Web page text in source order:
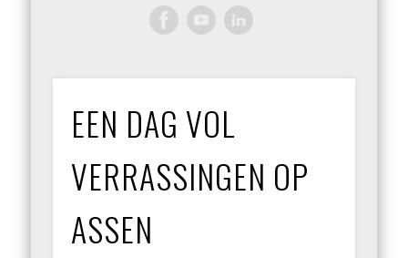
EEN DAG VOL
VERRASSINGEN OP
ASSEN